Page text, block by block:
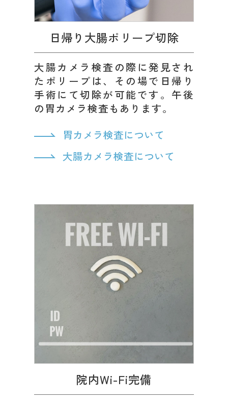
日帰り大腸ポリープ切除
大腸カメラ検査の際に発見され
たポリープは、その場で日帰り
手術にて切除が可能です。午後
の胃カメラ検査もあります。
胃カメラ検査について
大腸カメラ検査について
院内Wi-Fi完備